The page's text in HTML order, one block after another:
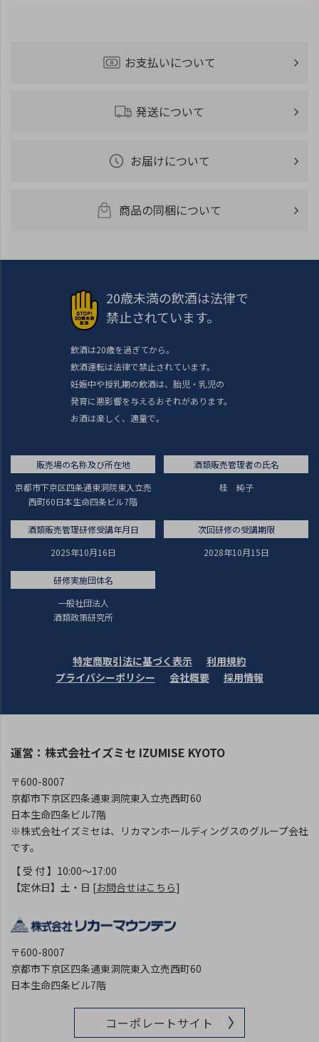
お支払いについて
発送について
お届けについて
商品の同梱について
20歳未満の飲酒は法律で
禁止されています。
飲酒は20歳を過ぎてから。
飲酒運転は法律で禁止されています。
妊娠中や授乳期の飲酒は、胎児・乳児の
発育に悪影響を与えるおそれがあります。
お酒は楽しく、適量で。
販売場の名称及び所在地
京都市下京区四条通東洞院東入立売
西町60日本生命四条ビル7階
酒類販売管理者の氏名
桂 純子
酒類販売管理研修受講年月日
2025年10月16日
次回研修の受講期限
2028年10月15日
研修実施団体名
一般社団法人
酒類政策研究所
特定商取引法に基づく表示
利用規約
プライバシーポリシー
会社概要 採用情報
運営：株式会社イズミセ IZUMISE KYOTO
〒600-8007
京都市下京区四条通東洞院東入立売西町60
日本生命四条ビル7階
※株式会社イズミセは、リカマンホールディングスのグループ会社
です。
【 受 付 】10:00～17:00
【定休日】土・日 [お問合せはこちら]
〒600-8007
京都市下京区四条通東洞院東入立売西町60
日本生命四条ビル7階
コーポレートサイト